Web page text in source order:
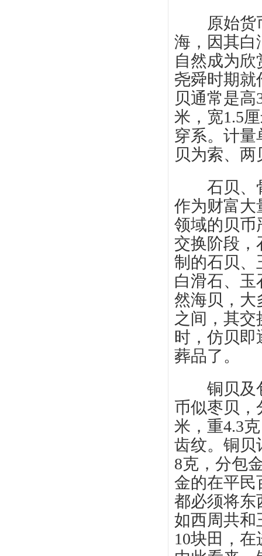
原始货币
海，因其白
自然成为
尧舜时期就
贝通常是高
米，宽1.5
穿系。计
贝为索、
石贝、骨
作为财富大
领域的贝币
交换阶段，
制的石贝、
白滑石、
然海贝，大
之间，其
时，仿贝
葬品了。
铜贝及包
币似枣贝，
米，重4.3
齿纹。铜贝
8克，分包
金的在平民
都必须将东
如西周共和
10块田，